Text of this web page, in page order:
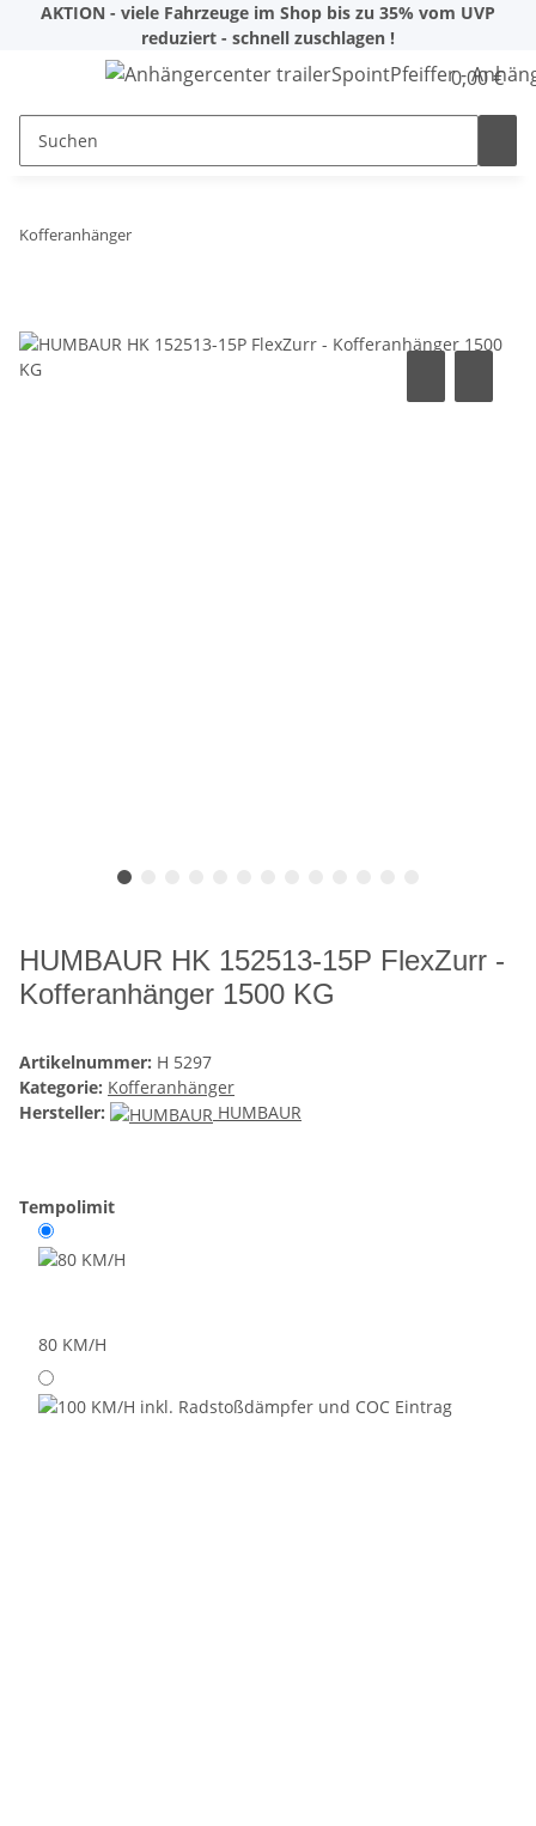
AKTION - viele Fahrzeuge im Shop bis zu 35% vom UVP
reduziert - schnell zuschlagen !
0,00 €
Kofferanhänger
HUMBAUR HK 152513-15P FlexZurr -
Kofferanhänger 1500 KG
Artikelnummer: H 5297
Kategorie: Kofferanhänger
Hersteller:
HUMBAUR
Tempolimit
80 KM/H